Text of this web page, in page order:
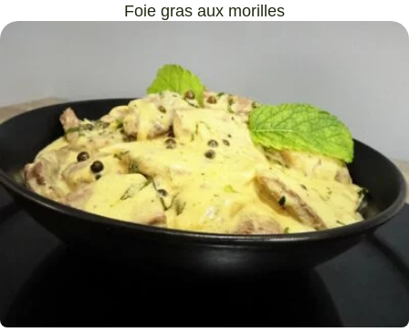
Foie gras aux morilles